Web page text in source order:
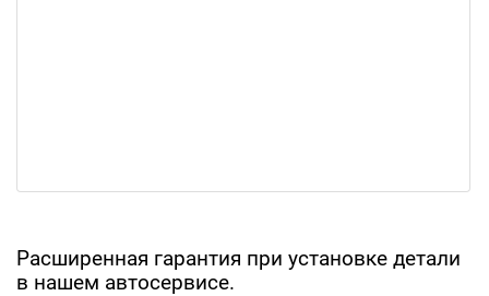
Расширенная гарантия при установке детали
в нашем автосервисе.